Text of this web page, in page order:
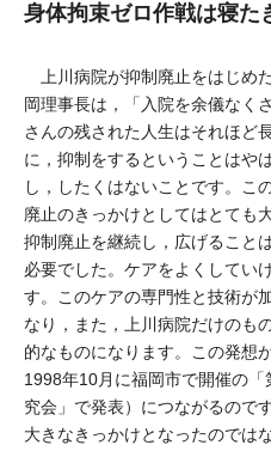
身体拘束ゼロ作戦は寝た
上川病院が抑制廃止をはじめ
岡理事長は，「入院を余儀なく
さんの残された人生はそれほど
に，抑制をするということはや
し，したくはないことです。こ
廃止のきっかけとしてはとても
抑制廃止を継続し，広げること
必要でした。ケアをよくしてい
す。このケアの専門性と技術が
なり，また，上川病院だけのも
的なものになります。この発想
1998年10月に福岡市で開催の
究会」で発表）につながるので
大きなきっかけとなったのでは